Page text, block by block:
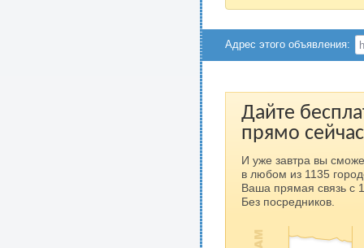
Адрес этого объявления:
Дайте
прямо
И уже завтра вы
в любом из 1135
Ваша прямая связь с
Без посредников.